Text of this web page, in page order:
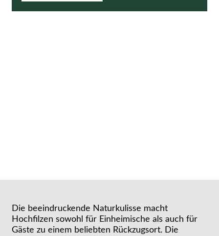
Die beeindruckende Naturkulisse macht
Hochfilzen sowohl für Einheimische als auch für
Gäste zu einem beliebten Rückzugsort. Die